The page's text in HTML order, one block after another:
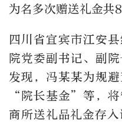
为名多次赠送礼金共
四川省宜宾市江安
院党委副书记、副
发现，冯某某为规
“院长基金”等，将
商所送礼品礼金存